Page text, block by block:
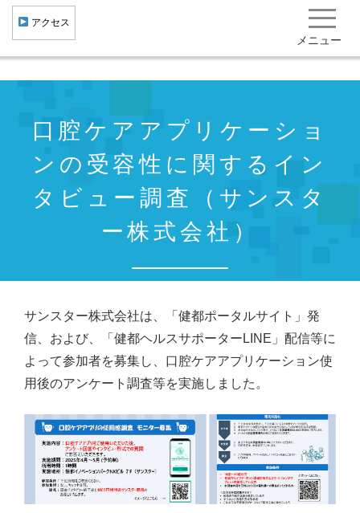
︎ アクセス
メニュー
産学官民共創
健康まちづくり 集積機関･企業･施設一覧
研究開発成果･社会実装事例 役立ち情報
イベント･ニュース
一般向け情報
お問い合わせ
HOME
サイトマップ
English
口腔ケアアプリケーショ
ンの受容性に関するイン
タビュー調査（サンスタ
ー株式会社）
サンスター株式会社は、「健都ポータルサイト」発
信、および、「健都ヘルスサポーターLINE」配信等に
よって参加者を募集し、口腔ケアアプリケーション使
用後のアンケート調査等を実施しました。